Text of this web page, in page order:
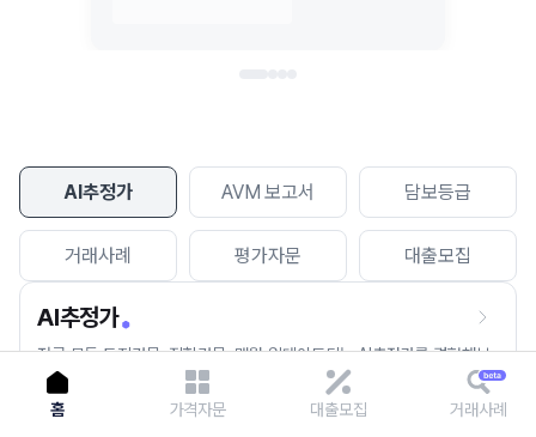
AI추정가 AVM 보고서 담보등급
거래사례 평가자문 대출모집
AI추정가
전국 모든 토지건물, 집합건물, 매월 업데이트되는 AI추정가를 경험해보
세요.
홈 가격자문 대출모집 거래사례